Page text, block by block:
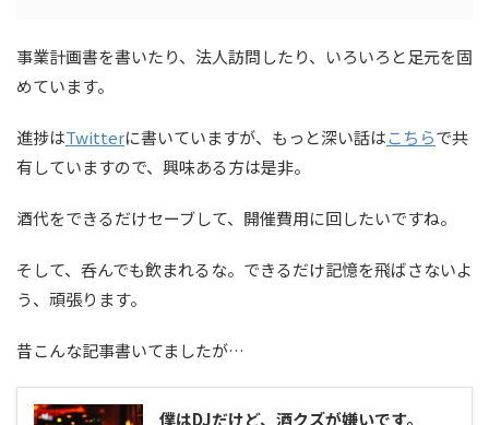
事業計画書を書いたり、法人訪問したり、いろいろと足元を固
めています。
進捗はTwitterに書いていますが、もっと深い話はこちらで共
有していますので、興味ある方は是非。
酒代をできるだけセーブして、開催費用に回したいですね。
そして、呑んでも飲まれるな。できるだけ記憶を飛ばさないよ
う、頑張ります。
昔こんな記事書いてましたが…
僕はDJだけど、酒クズが嫌いです。